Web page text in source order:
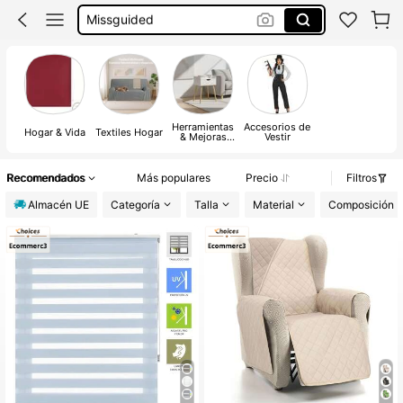
Vestido Mujer Verano
Bikinis Mujer
Hogar & Vida Textiles Hogar Herramientas
& Mejoras
Accesorios de
Vestir
Recomendados Más populares Precio
Filtros
Almacén UE
Categoría Talla Material Composición